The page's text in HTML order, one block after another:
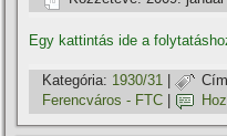
Egy kattintás ide a
Kategória: 1930/31 |
Ferencváros - FTC